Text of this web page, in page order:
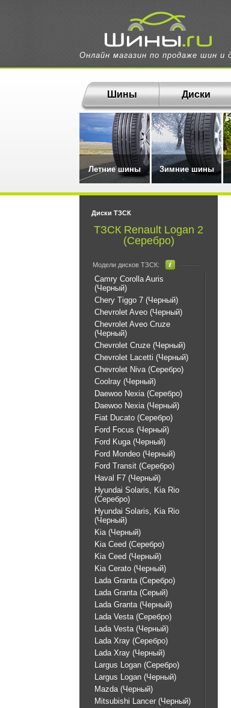
Онлайн магазин по продаже шин и
Шины Диски
Летние шины Зимние шины
Диски ТЗСК
ТЗСК Renault Logan 2
(Серебро)
Модели дисков ТЗСК:
Camry Corolla Auris
(Черный)
Chery Tiggo 7 (Черный)
Chevrolet Aveo (Черный)
Chevrolet Aveo Cruze
(Черный)
Chevrolet Cruze (Черный)
Chevrolet Lacetti (Черный)
Chevrolet Niva (Серебро)
Coolray (Черный)
Daewoo Nexia (Серебро)
Daewoo Nexia (Черный)
Fiat Ducato (Серебро)
Ford Focus (Черный)
Ford Kuga (Черный)
Ford Mondeo (Черный)
Ford Transit (Серебро)
Haval F7 (Черный)
Hyundai Solaris, Kia Rio
(Серебро)
Hyundai Solaris, Kia Rio
(Черный)
Kia (Черный)
Kia Ceed (Серебро)
Kia Ceed (Черный)
Kia Cerato (Черный)
Lada Granta (Серебро)
Lada Granta (Серый)
Lada Granta (Черный)
Lada Vesta (Серебро)
Lada Vesta (Черный)
Lada Xray (Серебро)
Lada Xray (Черный)
Largus Logan (Серебро)
Largus Logan (Черный)
Mazda (Черный)
Mitsubishi Lancer (Черный)